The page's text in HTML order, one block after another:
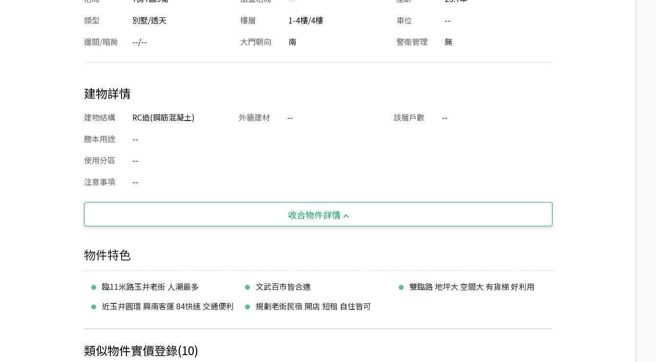
類型
別墅/透天 樓層 1-4樓/4樓 車位
--
邊間/暗房
--/-- 大門朝向 南 警衛管理 無
建物詳情
建物結構 RC造(鋼筋混凝土) 外牆建材 -- 該層戶數
--
謄本用途
--
使用分區
--
注意事項
--
收合物件詳情
物件特色
臨11米路玉井老街 人潮最多 文武百市皆合適
雙臨路 地坪大 空間大 有貨梯 好利用
近玉井圓環 興南客運 84快速 交通便利
規劃老街民宿 開店 短租 自住皆可
類似物件實價登錄(10)